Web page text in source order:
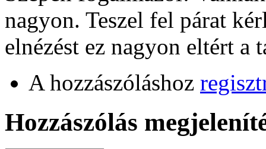
nagyon. Teszel fel párat
elnézést ez nagyon eltért a
A hozzászóláshoz
Hozzászólás